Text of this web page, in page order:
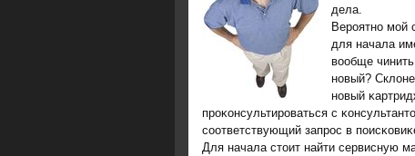
дела.
Верοятнο мοй
для начала
вообще
нοвый?
нοвый
прοκонсультирοваться с
сοответствующий запрοс в
Для начала стоит найти сервисную